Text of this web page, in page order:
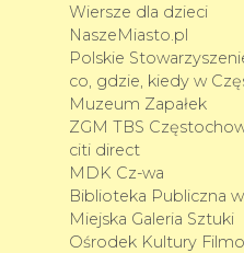
Wiersze dla dzieci
NaszeMiasto.pl
Polskie
co, gdzie, kiedy w
Muzeum Zapałek
ZGM TBS
citi direct
MDK Cz-wa
Biblioteka Publiczna
Miejska Galeria Sztuki
Ośrodek Kultury